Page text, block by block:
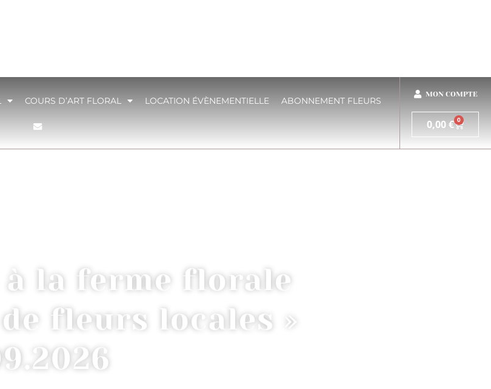
COURS D’ART FLORAL LOCATION ÉVÈNEMENTIELLE ABONNEMENT FLEURS
MON COMPTE
0,00€ 0
la ferme florale
fleurs locales »